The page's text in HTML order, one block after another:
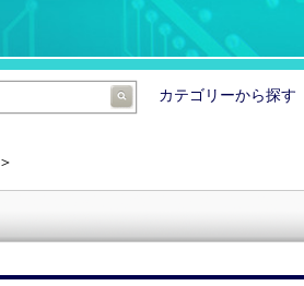
カテゴリーから探す